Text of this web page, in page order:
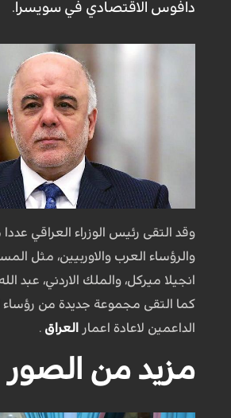
دافوس الاقتصادي في سويسرا.
وقد التقى رئيس الوزراء العراقي
والرؤساء العرب والاوربيين، مثل
انجيلا ميركل، والملك الاردني، عبد
كما التقى مجموعة جديدة من رؤساء
الداعمين لاعادة اعمار
العراق .
مزيد من الصور